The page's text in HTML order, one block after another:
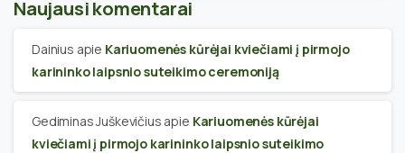
Naujausi komentarai
Dainius apie Kariuomenės kūrėjai kviečiami į pirmojo
karininko laipsnio suteikimo ceremoniją
Gediminas Juškevičius apie Kariuomenės kūrėjai
kviečiami į pirmojo karininko laipsnio suteikimo